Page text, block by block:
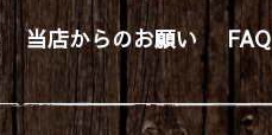
当店からのお願い FAQ